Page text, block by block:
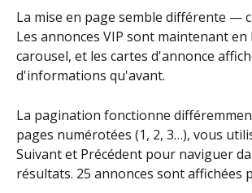
La mise en page semble différente —
Les annonces VIP sont maintenant
carousel, et les cartes d'annonce
d'informations qu'avant.
La pagination fonctionne
pages numérotées (1, 2, 3…), vous
Suivant et Précédent pour naviguer
résultats. 25 annonces sont affichées